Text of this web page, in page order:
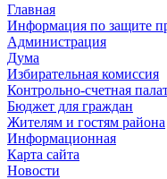
Главная
Информация по защите
Администрация
Дума
Избирательная комиссия
Контрольно-счетная
Бюджет для граждан
Жителям и гостям района
Информационная
Карта сайта
Новости